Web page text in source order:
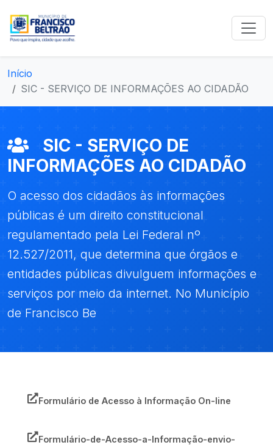
Início
SIC - SERVIÇO DE INFORMAÇÕES AO CIDADÃO
SIC - SERVIÇO DE
INFORMAÇÕES AO CIDADÃO
O acesso dos cidadãos às informações
públicas é um direito constitucional
regulamentado pela Lei Federal nº
12.527/2011, que determina que órgãos e
entidades públicas divulguem informações e
serviços por meio da internet. No Município
de Francisco Be
Formulário de Acesso à Informação On-line
Formulário-de-Acesso-a-Informação-envio-